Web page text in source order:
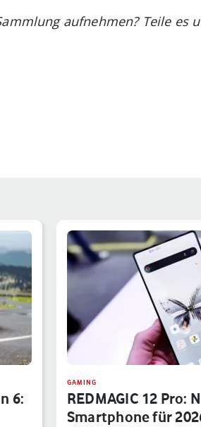
aufnehmen? Teile es
6:
GAMING
REDMAGIC 12 Pro:
Smartphone für